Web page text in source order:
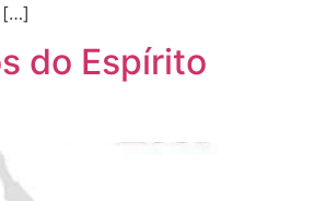
[…]
do Espírito